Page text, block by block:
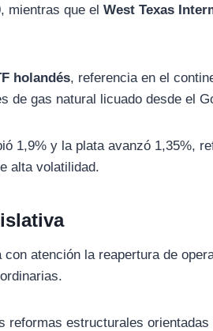
, mientras que elWest Texas
holandés, referencia en el
de gas natural licuado desde el
1,9% y la plata avanzó 1,35%,
alta volatilidad.
atención la reapertura de
reformas estructurales orientadas